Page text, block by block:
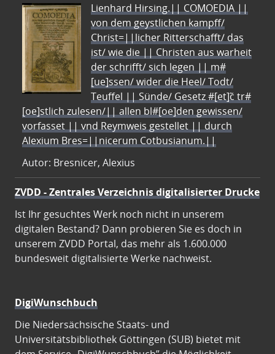
Lienhard Hirsing.|| COMOEDIA ||
von dem geystlichen kampff/
Christ=||licher Ritterschafft/ das
ist/ wie die || Christen aus warheit
der schrifft/ sich legen || m#
[ue]ssen/ wider die Heel/ Todt/
Teuffel || Sünde/ Gesetz #[et]c̃ tr#
[oe]stlich zulesen/|| allen bl#[oe]den gewissen/
vorfasset || vnd Reymweis gestellet || durch
Alexium Bres=||nicerum Cotbusianum.||
Autor: Bresnicer, Alexius
ZVDD - Zentrales Verzeichnis digitalisierter Drucke
Ist Ihr gesuchtes Werk noch nicht in unserem
digitalen Bestand? Dann probieren Sie es doch in
unserem ZVDD Portal, das mehr als 1.600.000
bundesweit digitalisierte Werke nachweist.
DigiWunschbuch
Die Niedersächsische Staats- und
Universitätsbibliothek Göttingen (SUB) bietet mit